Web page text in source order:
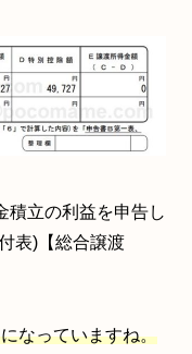
積立の利益を申告し
表)【総合譲渡
なっていますね。